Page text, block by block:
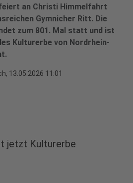
an Christi Himmelfahrt
Gymnicher Ritt. Die
zum 801. Mal statt und ist
Kulturerbe von Nordrhein-
13.05.2026 11:01
jetzt Kulturerbe